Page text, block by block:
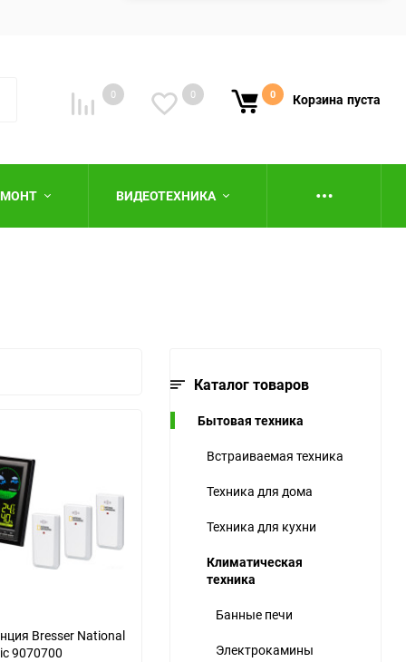
0 0 0 Корзина пуста
ВИДЕОТЕХНИКА
Bresser National
9070700
Каталог товаров
Бытовая техника
Встраиваемая техника
Техника для дома
Техника для кухни
Климатическая
техника
Банные печи
Электрокамины